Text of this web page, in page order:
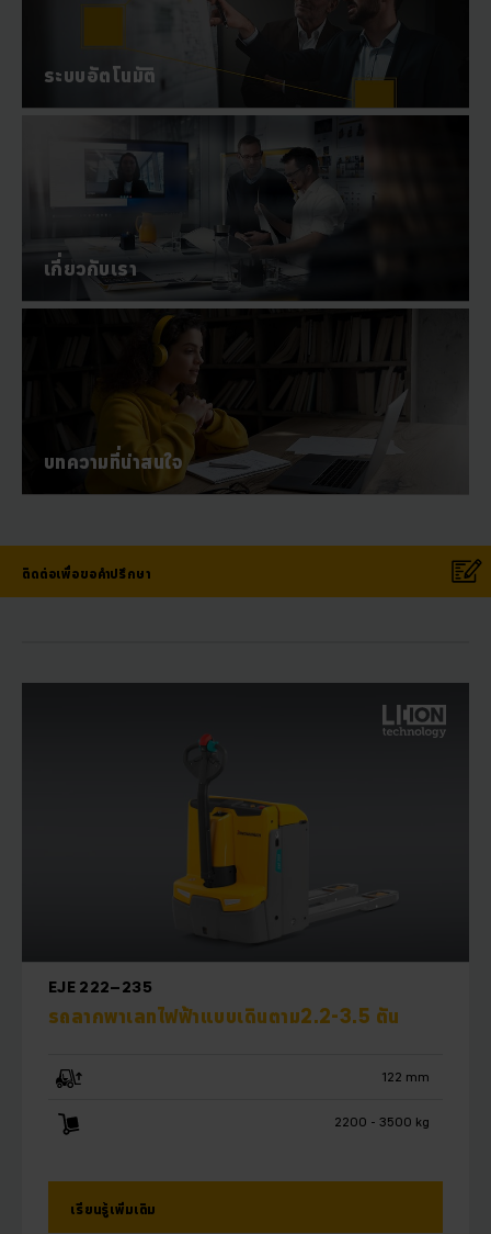
ระบบอัตโนมัติ
เกี่ยวกับเรา
บทความที่น่าสนใจ
ติดต่อเพื่อขอคำปรึกษา
EJE 222–235
รถลากพาเลทไฟฟ้าแบบเดินตาม2.2-3.5 ตัน
122 mm
2200 - 3500 kg
เรียนรู้เพิ่มเติม